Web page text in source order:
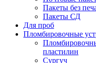
Пакеты без
Пакеты СД
Для проб
Пломбировочные
пластилин
Сургуч